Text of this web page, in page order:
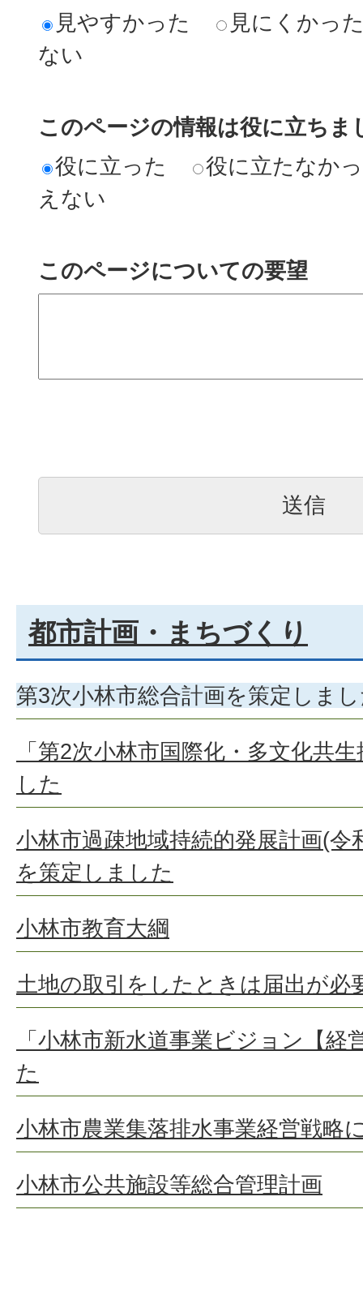
見やすかった
見にくかっ
ない
このページの情報は役に立ちま
役に立った
役に立たなか
えない
このページについての要望
都市計画・まちづくり
第3次小林市総合計画を策定しま
「第2次小林市国際化・多文化共
した
小林市過疎地域持続的発展計画(令
を策定しました
小林市教育大綱
土地の取引をしたときは届出が必
「小林市新水道事業ビジョン【
た
小林市農業集落排水事業経営戦略
小林市公共施設等総合管理計画